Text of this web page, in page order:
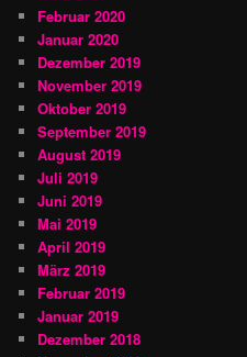
Februar 2020
Januar 2020
Dezember 2019
November 2019
Oktober 2019
September 2019
August 2019
Juli 2019
Juni 2019
Mai 2019
April 2019
März 2019
Februar 2019
Januar 2019
Dezember 2018